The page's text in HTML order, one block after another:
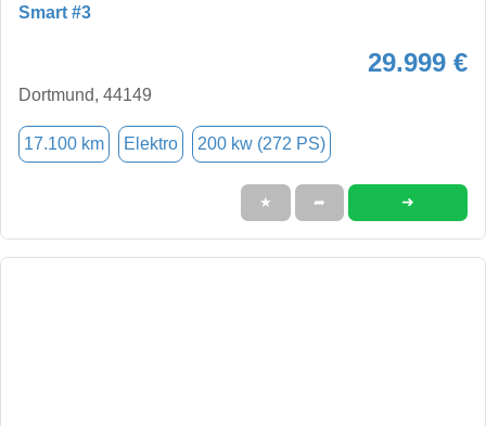
Smart #3
29.999 €
Dortmund, 44149
17.100 km Elektro 200 kw (272 PS)
★ ➦ ➜